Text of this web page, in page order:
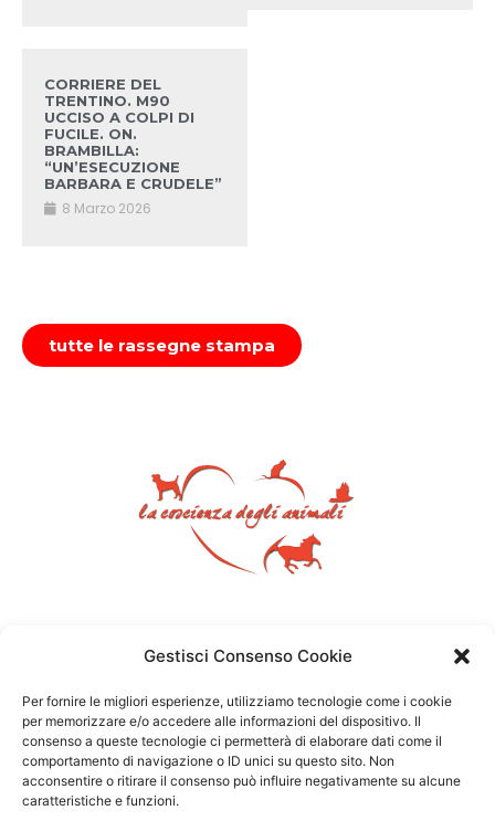
Gestisci Consenso Cookie
Per fornire le migliori esperienze, utilizziamo tecnologie come i cookie
per memorizzare e/o accedere alle informazioni del dispositivo. Il
consenso a queste tecnologie ci permetterà di elaborare dati come il
comportamento di navigazione o ID unici su questo sito. Non
acconsentire o ritirare il consenso può influire negativamente su alcune
caratteristiche e funzioni.
CORRIERE DEL
TRENTINO. M90
UCCISO A COLPI DI
FUCILE. ON.
BRAMBILLA:
“UN’ESECUZIONE
BARBARA E CRUDELE”
8 Marzo 2026
tutte le rassegne stampa